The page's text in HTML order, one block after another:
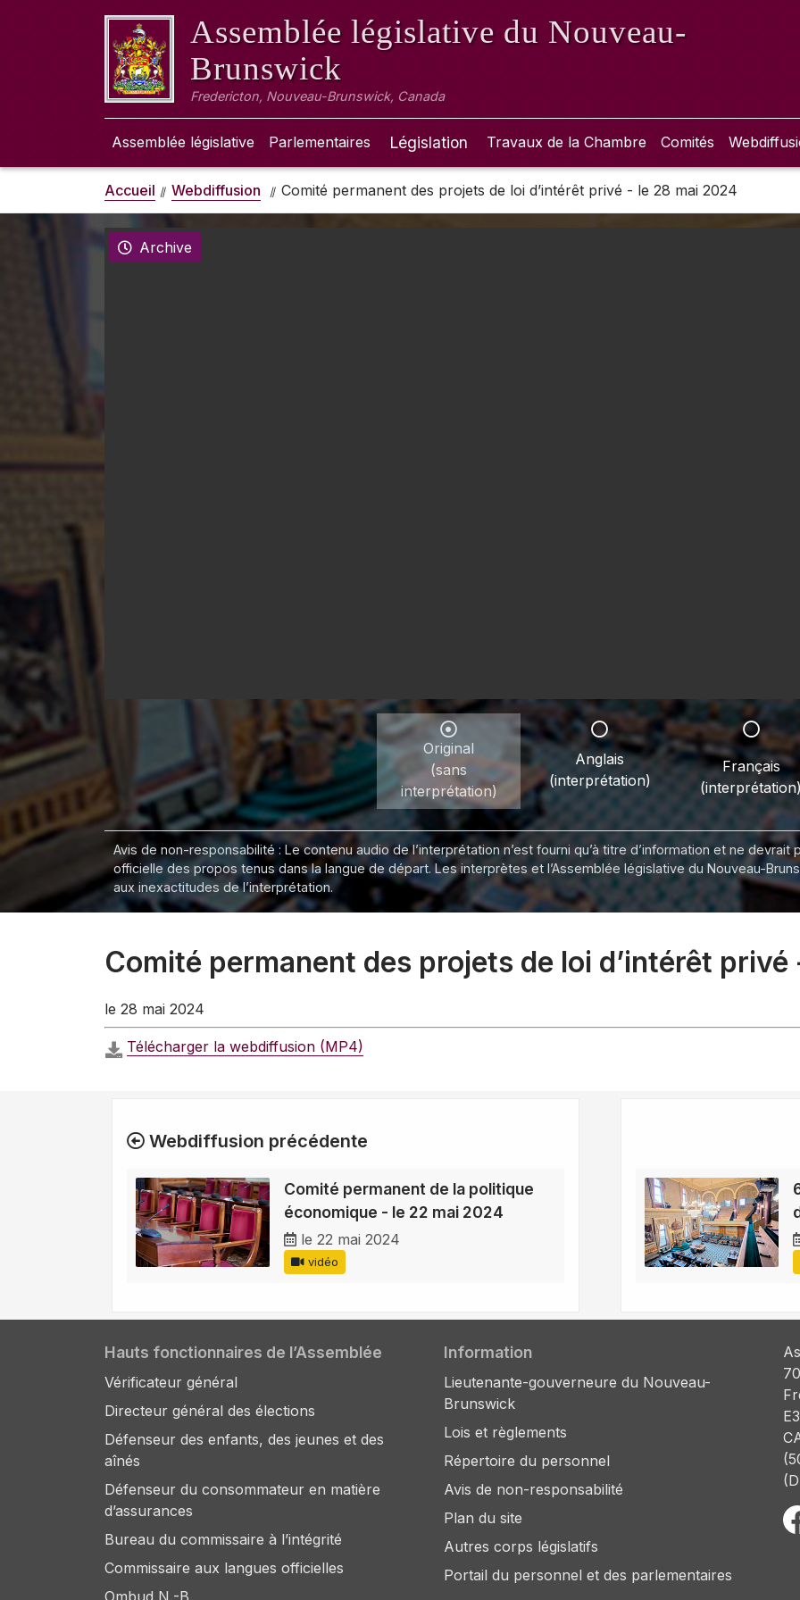
Assemblée législative du Nouveau-
Brunswick
Fredericton, Nouveau-Brunswick, Canada
Assemblée législative Parlementaires Législation Travaux de la Chambre Comités
Accueil Webdiffusion Comité permanent des projets de loi d’intérêt privé - le 28 mai 2024
Archive
Original
(sans
interprétation)
Anglais
(interprétation)
Français
Avis de non-responsabilité : Le contenu audio de l’interprétation n’est fourni qu’à titre d’information et ne
officielle des propos tenus dans la langue de départ. Les interprètes et l’Assemblée législative du Nouveau-
aux inexactitudes de l’interprétation.
Comité permanent des projets de loi d’intérêt
le 28 mai 2024
Télécharger la webdiffusion (MP4)
Webdiffusion précédente
Comité permanent de la politique
économique - le 22 mai 2024
le 22 mai 2024
vidéo
Hauts fonctionnaires de l’Assemblée
Vérificateur général
Directeur général des élections
Défenseur des enfants, des jeunes et des
aînés
Défenseur du consommateur en matière
d’assurances
Bureau du commissaire à l’intégrité
Commissaire aux langues officielles
Information
Lieutenante-gouverneure du Nouveau-
Brunswick
Lois et règlements
Répertoire du personnel
Avis de non-responsabilité
Plan du site
Autres corps législatifs
Portail du personnel et des parlementaires